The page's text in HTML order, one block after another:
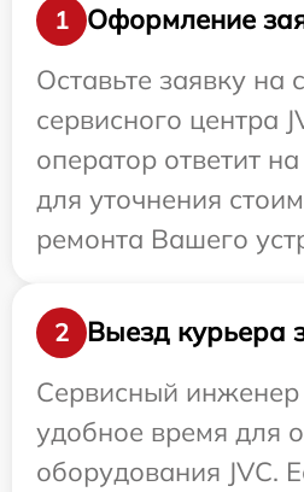
1
Оформление
Оставьте заявку на
сервисного центра
оператор ответит
для уточнения
ремонта Вашего
2
Выезд курьера
Сервисный инженер
удобное время для
оборудования JVC.